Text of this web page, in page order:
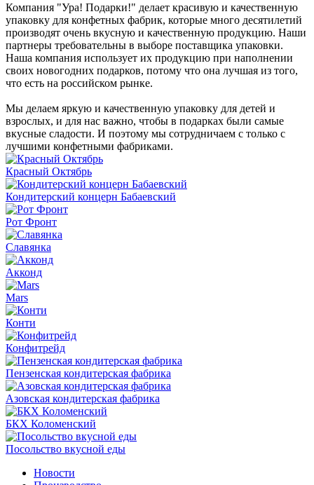
Компания "Ура! Подарки!" делает красивую и качественную
упаковку для конфетных фабрик, которые много десятилетий
производят очень вкусную и качественную продукцию. Наши
партнеры требовательны в выборе поставщика упаковки.
Наша компания использует их продукцию при наполнении
своих новогодних подарков, потому что она лучшая из того,
что есть на российском рынке.
Мы делаем яркую и качественную упаковку для детей и
взрослых, и для нас важно, чтобы в подарках были самые
вкусные сладости. И поэтому мы сотрудничаем с только с
лучшими конфетными фабриками.
Красный Октябрь
Кондитерский концерн Бабаевский
Рот Фронт
Славянка
Акконд
Mars
Конти
Конфитрейд
Пензенская кондитерская фабрика
Азовская кондитерская фабрика
БКХ Коломенский
Посольство вкусной еды
Новости